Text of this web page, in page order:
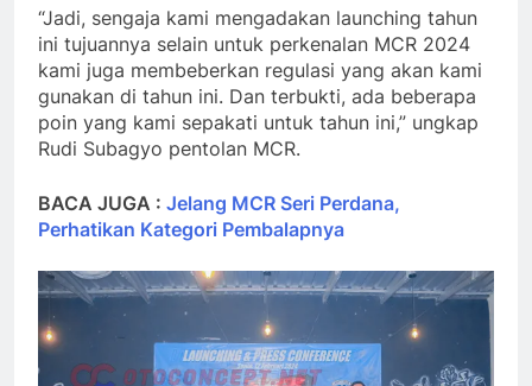
“Jadi, sengaja kami mengadakan launching tahun
ini tujuannya selain untuk perkenalan MCR 2024
kami juga membeberkan regulasi yang akan kami
gunakan di tahun ini. Dan terbukti, ada beberapa
poin yang kami sepakati untuk tahun ini,” ungkap
Rudi Subagyo pentolan MCR.
BACA JUGA : Jelang MCR Seri Perdana,
Perhatikan Kategori Pembalapnya